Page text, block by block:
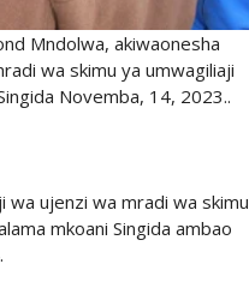
Mndolwa, akiwaonesha
wa skimu ya umwagiliaji
Novemba, 14, 2023..
wa ujenzi wa mradi wa skimu
mkoani Singida ambao